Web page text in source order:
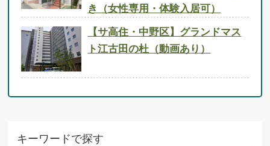
き（女性専用・体験入居可）
【サ高住・中野区】グランドマス
ト江古田の杜（動画あり）
キーワードで探す